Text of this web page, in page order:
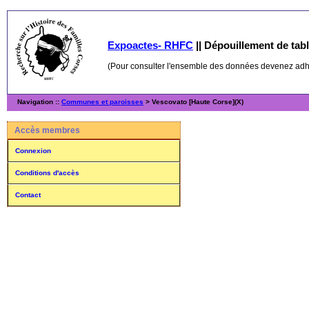
Expoactes- RHFC || Dépouillement de
(Pour consulter l'ensemble des données devenez
Navigation :: Communes et paroisses > Vescovato [Haute Corse](X)
Accès membres
Connexion
Conditions d'accès
Contact